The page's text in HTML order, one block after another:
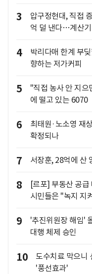
3
압구정현대, 직접
억 덜 낸다…계산
4
박리다매 한계 부
향하는 저가커피
5
"직접 농사 안 지
에 떨고 있는 6070
6
최태원·노소영 재
확정되나
7 서장훈, 28억에 산
8
[르포] 부동산 공
시민들은 "녹지 지
9
'추진위원장 해임'
대행 체제 승인
10
도수치료 막으니
'풍선효과'